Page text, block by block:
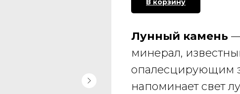
В корзину
Лунный камень
минерал,
опалесцирующим
напоминает свет